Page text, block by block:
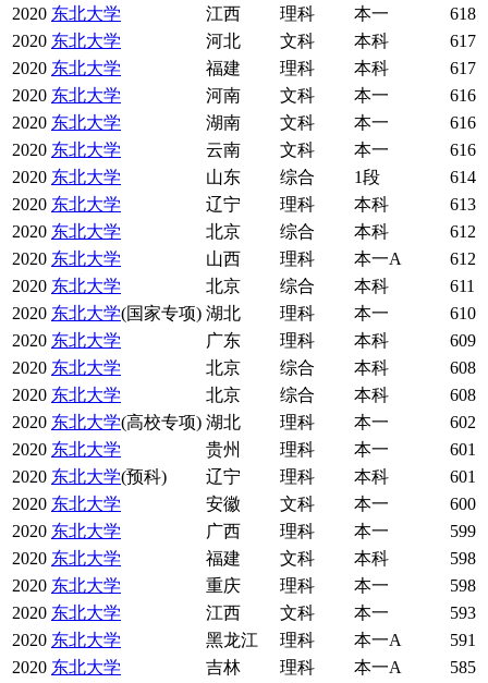
2020 东北大学 江西 理科 本一
618
2020 东北大学 河北 文科 本科
617
2020 东北大学 福建 理科 本科
617
2020 东北大学 河南 文科 本一
616
2020 东北大学 湖南 文科 本一
616
2020 东北大学 云南 文科 本一
616
2020 东北大学 山东 综合 1段
614
2020 东北大学 辽宁 理科 本科
613
2020 东北大学 北京 综合 本科
612
2020 东北大学 山西 理科 本一A
612
2020 东北大学 北京 综合 本科
611
2020 东北大学(国家专项) 湖北 理科 本一
610
2020 东北大学 广东 理科 本科
609
2020 东北大学 北京 综合 本科
608
2020 东北大学 北京 综合 本科
608
2020 东北大学(高校专项) 湖北 理科 本一
602
2020 东北大学 贵州 理科 本一
601
2020 东北大学(预科) 辽宁 理科 本科
601
2020 东北大学 安徽 文科 本一
600
2020 东北大学 广西 理科 本一
599
2020 东北大学 福建 文科 本科
598
2020 东北大学 重庆 理科 本一
598
2020 东北大学 江西 文科 本一
593
2020 东北大学 黑龙江 理科 本一A
591
2020 东北大学 吉林 理科 本一A
585